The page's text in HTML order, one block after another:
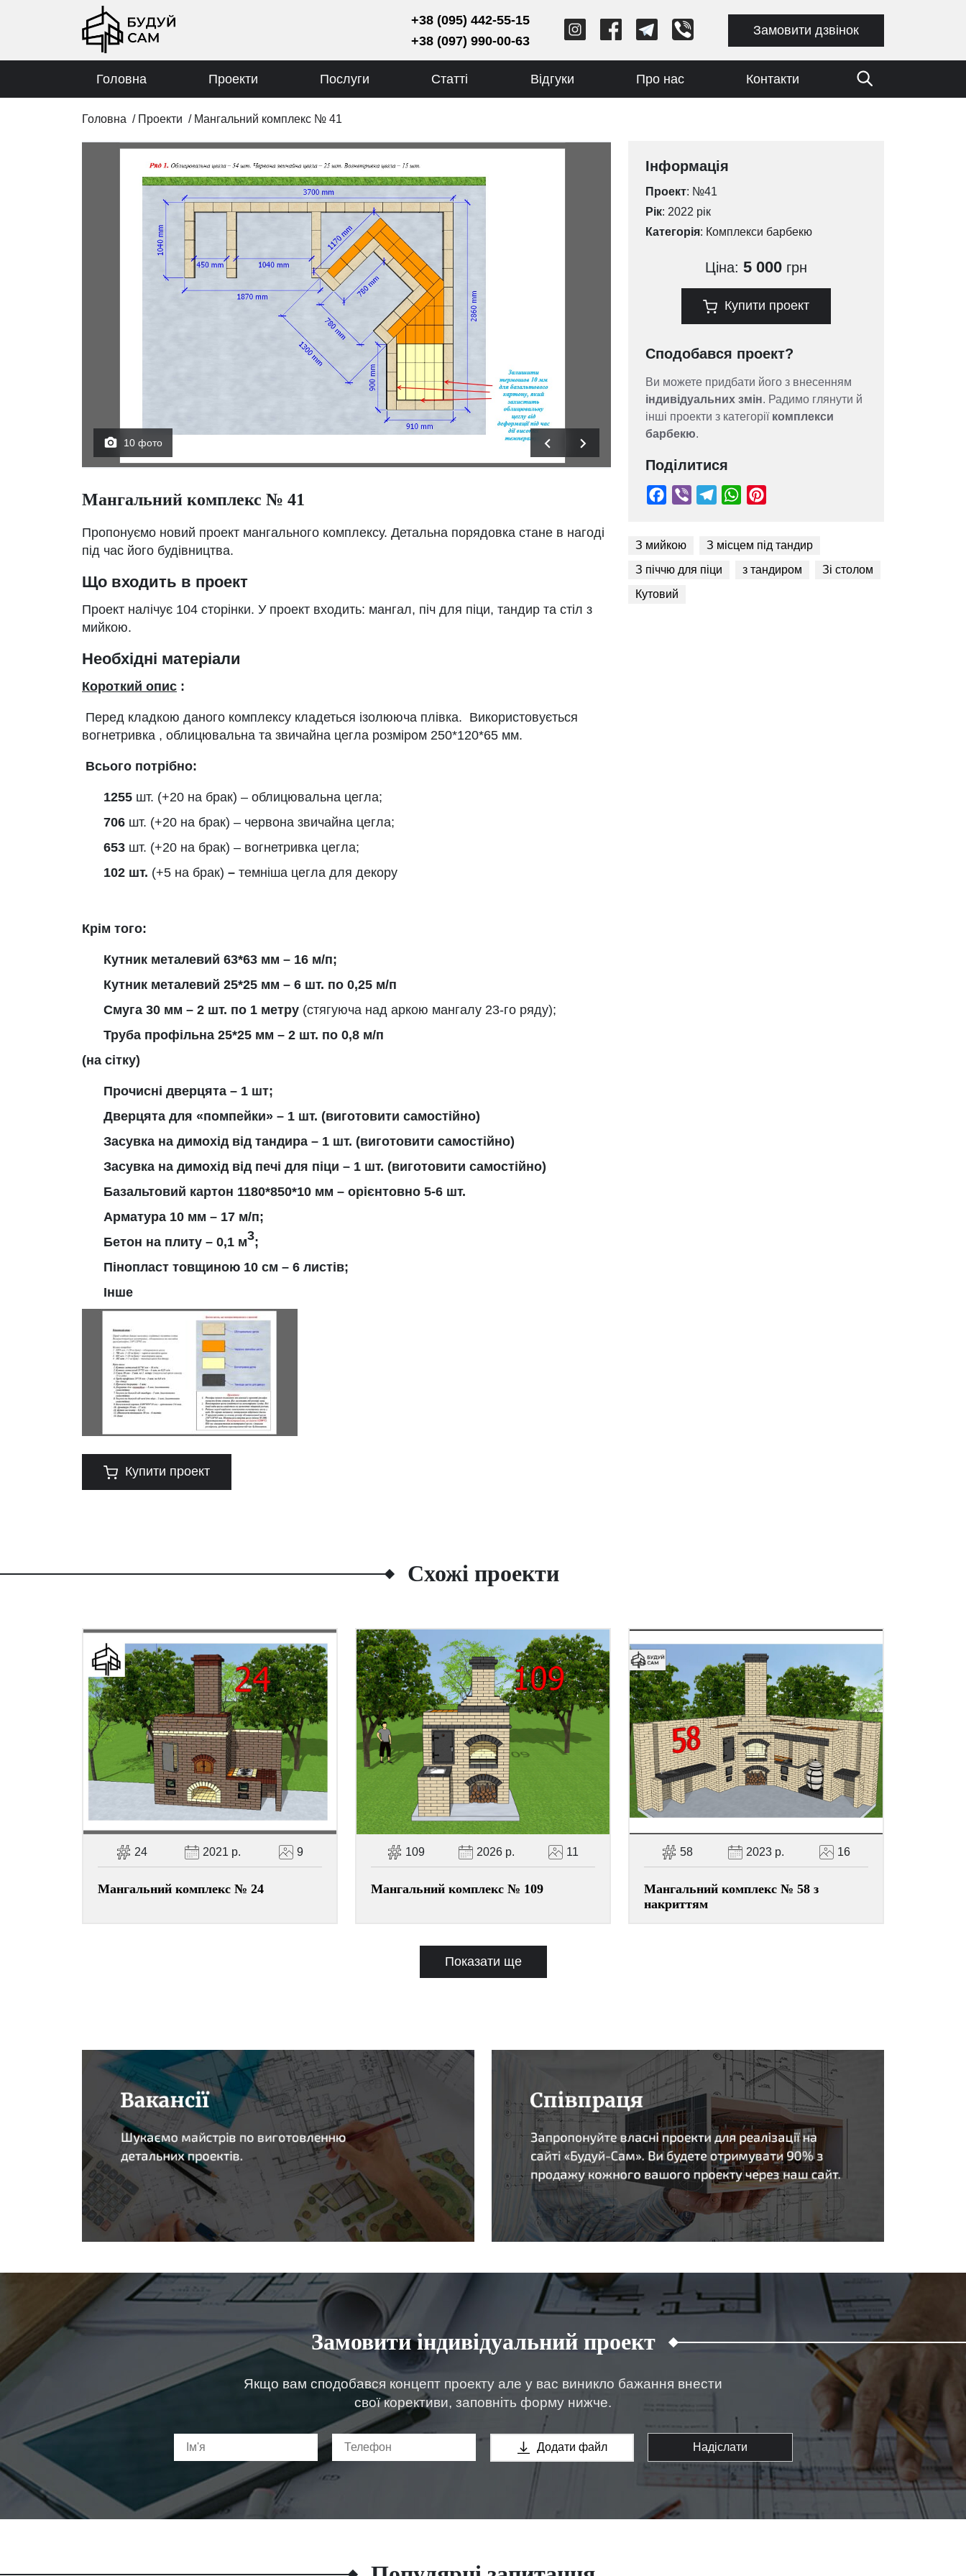
+38 (095) 442-55-15
+38 (097) 990-00-63
Замовити дзвінок
Головна Проекти Послуги Статті Відгуки Про нас Контакти
Головна / Проекти / Мангальний комплекс № 41
10 фото
Мангальний комплекс № 41
Пропонуємо новий проект мангального комплексу. Детальна порядовка стане в нагоді
під час його будівництва.
Що входить в проект
Проект налічує 104 сторінки. У проект входить: мангал, піч для піци, тандир та стіл з
мийкою.
Необхідні матеріали
Короткий опис :
Перед кладкою даного комплексу кладеться ізолююча плівка. Використовується
вогнетривка , облицювальна та звичайна цегла розміром 250*120*65 мм.
Всього потрібно:
1255 шт. (+20 на брак) – облицювальна цегла;
706 шт. (+20 на брак) – червона звичайна цегла;
653 шт. (+20 на брак) – вогнетривка цегла;
102 шт. (+5 на брак) – темніша цегла для декору
Крім того:
Кутник металевий 63*63 мм – 16 м/п;
Кутник металевий 25*25 мм – 6 шт. по 0,25 м/п
Смуга 30 мм – 2 шт. по 1 метру (стягуюча над аркою мангалу 23-го ряду);
Труба профільна 25*25 мм – 2 шт. по 0,8 м/п
(на сітку)
Прочисні дверцята – 1 шт;
Дверцята для «помпейки» – 1 шт. (виготовити самостійно)
Засувка на димохід від тандира – 1 шт. (виготовити самостійно)
Засувка на димохід від печі для піци – 1 шт. (виготовити самостійно)
Базальтовий картон 1180*850*10 мм – орієнтовно 5-6 шт.
Арматура 10 мм – 17 м/п;
Бетон на плиту – 0,1 м3;
Пінопласт товщиною 10 см – 6 листів;
Інше
Купити проект
Інформація
Проект: №41
Рік: 2022 рік
Категорія: Комплекси барбекю
Ціна: 5 000 грн
Купити проект
Сподобався проект?
Ви можете придбати його з внесенням
індивідуальних змін. Радимо глянути й
інші проекти з категорії комплекси
барбекю.
Поділитися
Facebook
ViberTelegramWhatsApp
З мийкою
З місцем під тандир
З піччю для піци
з тандиром
Зі столом
Кутовий
Схожі проекти
24 2021 р. 9
Мангальний комплекс № 24
109 2026 р. 11
Мангальний комплекс № 109
58 2023 р. 16
Мангальний комплекс № 58 з
накриттям
Показати ще
Замовити індивідуальний проект
Якщо вам сподобався концепт проекту але у вас виникло бажання внести
свої корективи, заповніть форму нижче.
Додати файл Надіслати